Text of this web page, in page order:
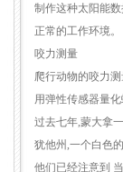
制作这种太阳能
正常的工作环境。
咬力测量
爬行动物的咬力测
用弹性传感器量
过去七年,蒙大拿
犹他州,一个白色
他们已经注意到